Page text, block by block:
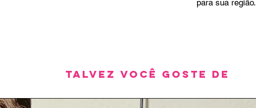
para sua região.
Talvez você goste de